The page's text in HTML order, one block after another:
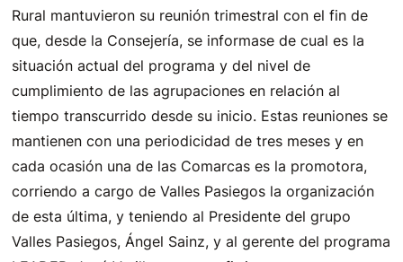
Rural mantuvieron su reunión trimestral con el fin de
que, desde la Consejería, se informase de cual es la
situación actual del programa y del nivel de
cumplimiento de las agrupaciones en relación al
tiempo transcurrido desde su inicio. Estas reuniones se
mantienen con una periodicidad de tres meses y en
cada ocasión una de las Comarcas es la promotora,
corriendo a cargo de Valles Pasiegos la organización
de esta última, y teniendo al Presidente del grupo
Valles Pasiegos, Ángel Sainz, y al gerente del programa